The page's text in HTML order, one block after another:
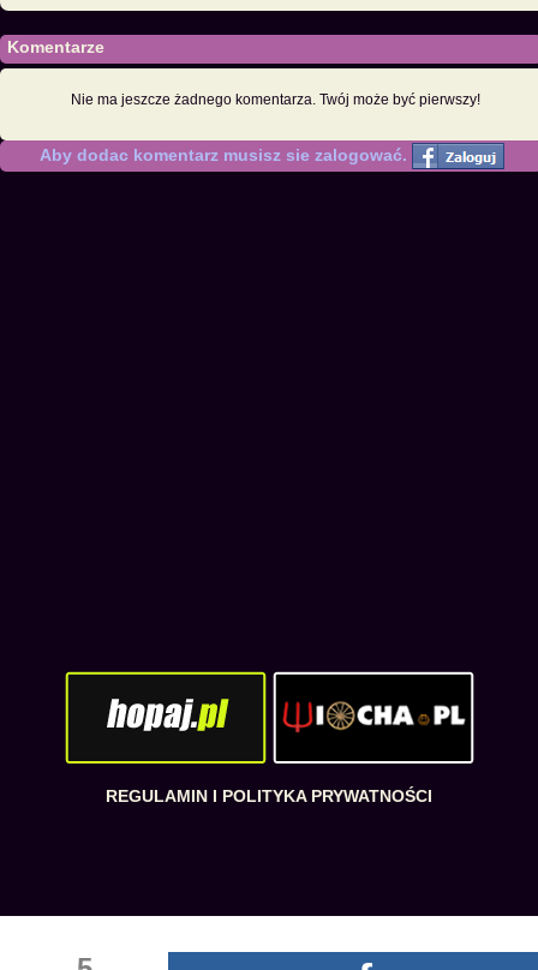
Komentarze
Nie ma jeszcze żadnego komentarza. Twój może być pierwszy!
Aby dodac komentarz musisz sie zalogować.
REGULAMIN I POLITYKA PRYWATNOŚCI